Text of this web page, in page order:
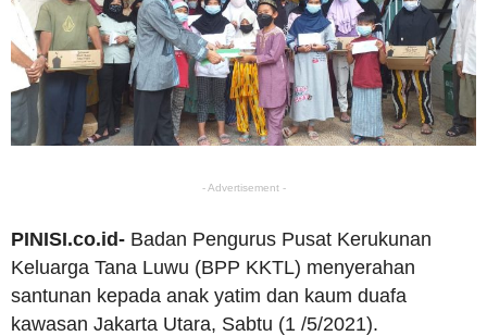
- Advertisement -
PINISI.co.id- Badan Pengurus Pusat Kerukunan
Keluarga Tana Luwu (BPP KKTL) menyerahan
santunan kepada anak yatim dan kaum duafa
kawasan Jakarta Utara, Sabtu (1 /5/2021).